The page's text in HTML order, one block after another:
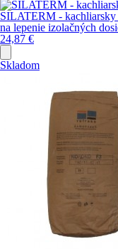
SILATERM - kachliarsky
na lepenie izolačných
24,87 €
Skladom